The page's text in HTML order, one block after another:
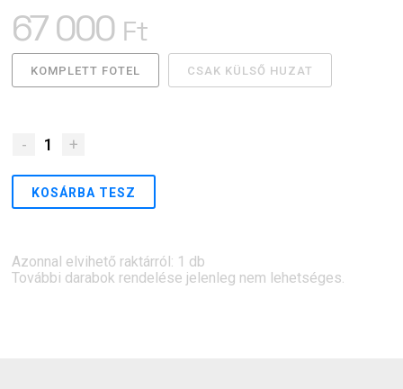
67 000 Ft
KOMPLETT FOTEL CSAK KÜLSŐ HUZAT
- 1 +
KOSÁRBA TESZ
Azonnal elvihető raktárról: 1 db
További darabok rendelése jelenleg nem lehetséges.